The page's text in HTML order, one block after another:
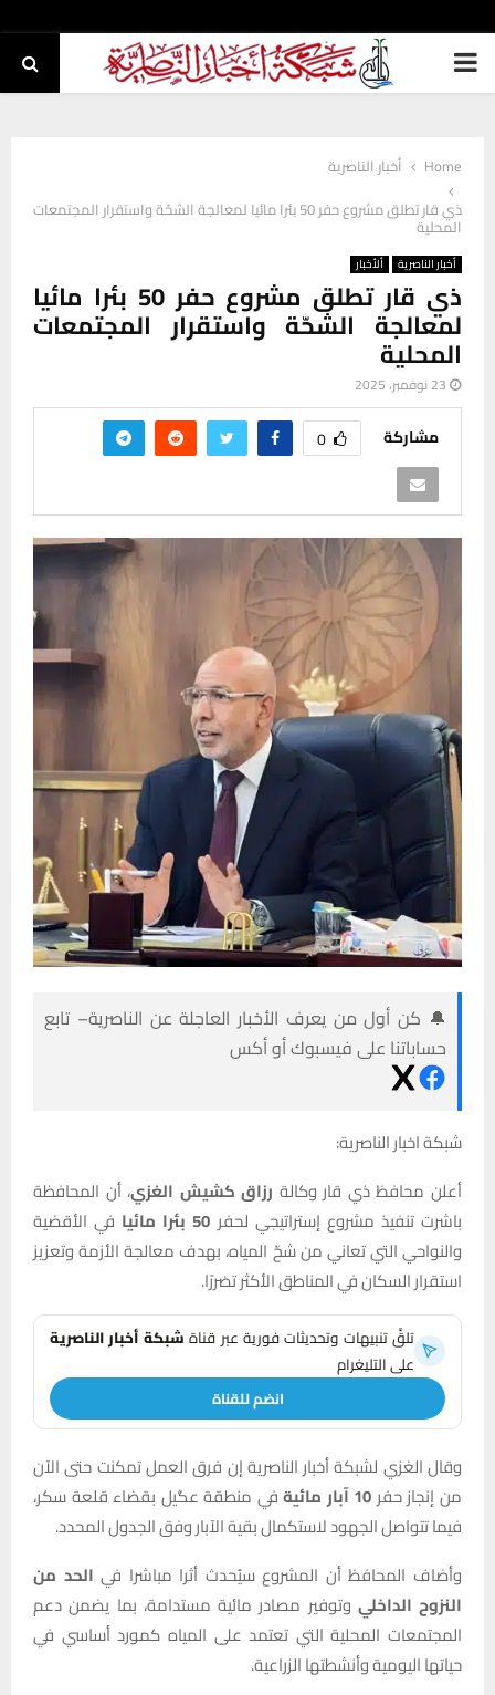
PRIMARY
Home
أخبار الناصرية
ذي قار تطلق مشروع حفر 50 بئرا مائيا لمعالجة الشحّة واستقرار المجتمعات
المحلية
أخبار الناصرية ألأخبار
ذي قار تطلق مشروع حفر 50 بئرا مائيا
لمعالجة الشحّة واستقرار المجتمعات
المحلية
23 نوفمبر، 2025
مشاركة 0
🔔 كن أول من يعرف الأخبار العاجلة عن الناصرية– تابع
حساباتنا على فيسبوك أو أكس
شبكة اخبار الناصرية:
أعلن محافظ ذي قار وكالة رزاق كشيش الغزي، أن المحافظة
باشرت تنفيذ مشروع إستراتيجي لحفر 50 بئرا مائيا
في الأقضية
والنواحي التي تعاني من شحّ المياه، بهدف معالجة الأزمة وتعزيز
استقرار السكان في المناطق الأكثر تضررًا.
تلقَّ تنبيهات وتحديثات فورية عبر قناةشبكة أخبار الناصرية
على التليغرام
انضم للقناة
وقال الغزي لشبكة أخبار الناصرية إن فرق العمل تمكنت حتى الآن
من إنجاز حفر 10 آبار مائية
في منطقة عگيل بقضاء قلعة سكر،
فيما تتواصل الجهود لاستكمال بقية الآبار وفق الجدول المحدد.
وأضاف المحافظ أن المشروع سيُحدث أثرا مباشرا في الحد من
النزوح الداخلي وتوفير مصادر مائية مستدامة، بما يضمن دعم
المجتمعات المحلية التي تعتمد على المياه كمورد أساسي في
حياتها اليومية وأنشطتها الزراعية.